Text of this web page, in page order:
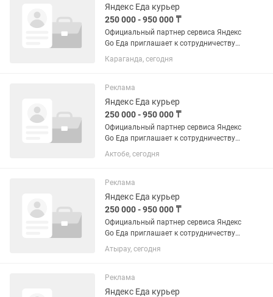
Яндекс Еда курьер
250 000 - 950 000 ₸
Официальный партнер сервиса Яндекс
Go Еда приглашает к сотрудничеству
курьера. Опыт работы не требуется.
Обучаем, выдаем инвентарь и
ДОХОД И ВЫПЛАТЫ: Мы предлагаем...
Караганда, сегодня
Реклама
Яндекс Еда курьер
250 000 - 950 000 ₸
Официальный партнер сервиса Яндекс
Go Еда приглашает к сотрудничеству
курьера. Опыт работы не требуется.
Обучаем, выдаем инвентарь и
ДОХОД И ВЫПЛАТЫ: Мы предлагаем...
Актобе, сегодня
Реклама
Яндекс Еда курьер
250 000 - 950 000 ₸
Официальный партнер сервиса Яндекс
Go Еда приглашает к сотрудничеству
курьера. Опыт работы не требуется.
Обучаем, выдаем инвентарь и
ДОХОД И ВЫПЛАТЫ: Мы предлагаем...
Атырау, сегодня
Реклама
Яндекс Еда курьер